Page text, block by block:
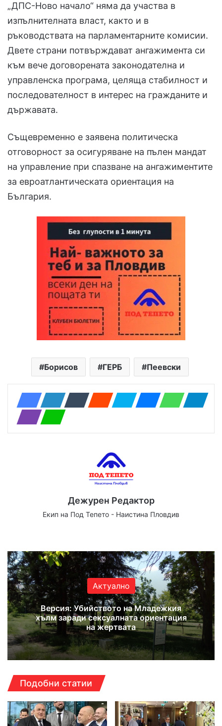
„ДПС-Ново начало“ няма да участва в
изпълнителната власт, както и в
ръководствата на парламентарните комисии.
Двете страни потвърждават ангажимента си
към вече договорената законодателна и
управленска програма, целяща стабилност и
последователност в интерес на гражданите и
държавата.
Същевременно е заявена политическа
отговорност за осигуряване на пълен мандат
на управление при спазване на ангажиментите
за евроатлантическата ориентация на
България.
Борисов ГЕРБ Пеевски
Дежурен Редактор
Екип на Под Тепето - Наистина Пловдив
Актуално
Версия: Убийството на Младежкия
хълм заради сексуалната ориентация
на жертвата
Подобни статии